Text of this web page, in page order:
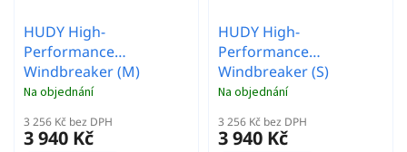
HUDY High-
Performance
Windbreaker (M)
Na objednání
3 256 Kč bez DPH
3 940 Kč
HUDY High-
Performance
Windbreaker (S)
Na objednání
3 256 Kč bez DPH
3 940 Kč